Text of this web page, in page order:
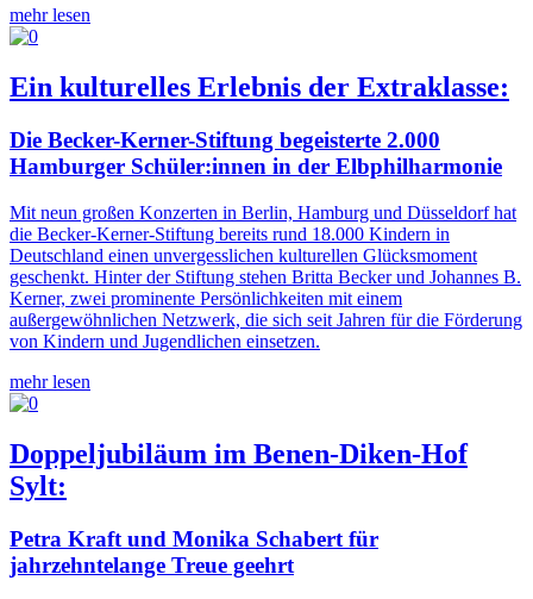
mehr lesen
Ein kulturelles Erlebnis der Extraklasse:
Die Becker-Kerner-Stiftung begeisterte 2.000
Hamburger Schüler:innen in der Elbphilharmonie
Mit neun großen Konzerten in Berlin, Hamburg und Düsseldorf hat
die Becker-Kerner-Stiftung bereits rund 18.000 Kindern in
Deutschland einen unvergesslichen kulturellen Glücksmoment
geschenkt. Hinter der Stiftung stehen Britta Becker und Johannes B.
Kerner, zwei prominente Persönlichkeiten mit einem
außergewöhnlichen Netzwerk, die sich seit Jahren für die Förderung
von Kindern und Jugendlichen einsetzen.
mehr lesen
Doppeljubiläum im Benen-Diken-Hof
Sylt:
Petra Kraft und Monika Schabert für
jahrzehntelange Treue geehrt